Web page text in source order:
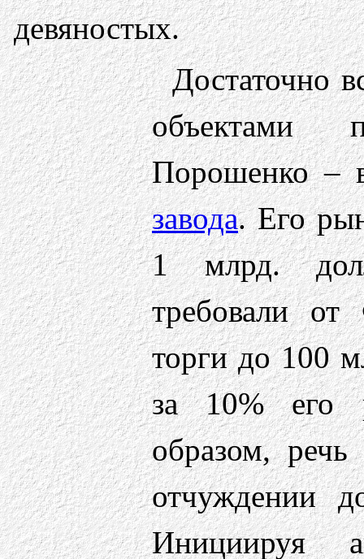
девяностых.
Достаточно
объектами
Порошенко –
завода. Его
1 млрд.
требовали от
торги до 100
за 10% его
образом,
отчуждении
Инициируя